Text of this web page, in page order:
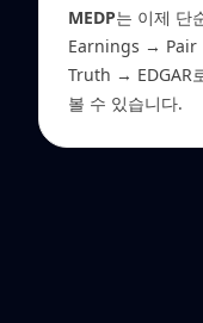
MEDP는 이제 단
Earnings →
Truth → EDGAR
볼 수 있습니다.